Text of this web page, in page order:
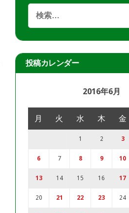
投稿カレンダー
2016年6月
月 火 水 木 金
1 2 3
6 7 8 9 10
13 14 15 16 17
20 21 22 23 24